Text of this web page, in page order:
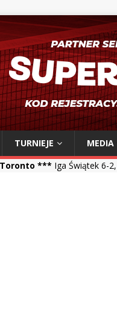
TURNIEJE MEDIA
6-2, 6-1 Viktorija